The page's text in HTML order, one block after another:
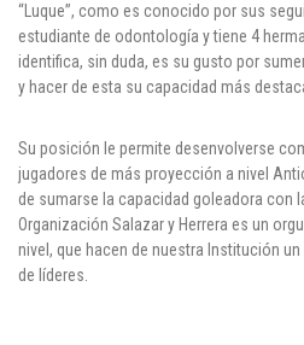
“Luque”, como es conocido por sus
estudiante de odontología y tiene 4
identifica, sin duda, es su gusto por
y hacer de esta su capacidad más
Su posición le permite desenvolverse
jugadores de más proyección a nivel
de sumarse la capacidad goleadora con
Organización Salazar y Herrera es un
nivel, que hacen de nuestra Institución
de líderes.